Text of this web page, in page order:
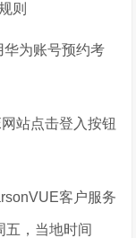
则
为账号预约考
站点击登入按钮
客户服务
五，当地时间